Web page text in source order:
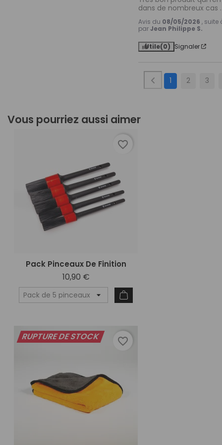
dans de nombreux cas .
Avis du 08/05/2026 , suite
parJean Philippe S.
Utile(0) Signaler
1 2 3
Vous pourriez aussi aimer
Pack Pinceaux De Finition
10,90 €
favorite_border
RUPTURE DE STOCK favorite_border